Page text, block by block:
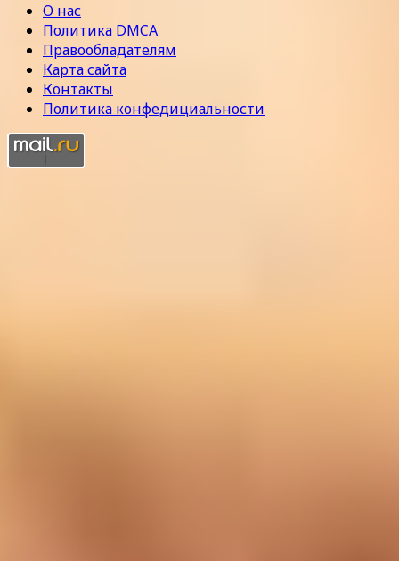
О нас
Политика DMCA
Правообладателям
Карта сайта
Контакты
Политика конфедициальности